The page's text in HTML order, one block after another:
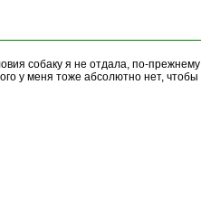
собаку я не отдала, по-
у меня тоже абсолютно нет,